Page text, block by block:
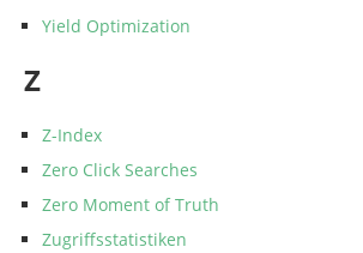
Yield Optimization
Z
Z-Index
Zero Click Searches
Zero Moment of Truth
Zugriffsstatistiken